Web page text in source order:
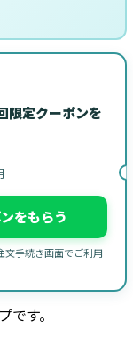
限定クーポンを
をもらう
文手続き画面でご利用
す。